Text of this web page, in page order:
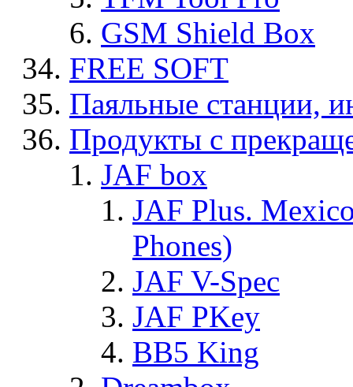
GSM Shield Box
FREE SOFT
Паяльные станции,
Продукты с
JAF box
JAF Plus.
Phones)
JAF V-Spec
JAF PKey
BB5 King